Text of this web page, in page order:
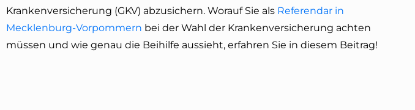
Krankenversicherung (GKV) abzusichern. Worauf Sie als Referendar in
Mecklenburg-Vorpommern bei der Wahl der Krankenversicherung achten
müssen und wie genau die Beihilfe aussieht, erfahren Sie in diesem Beitrag!